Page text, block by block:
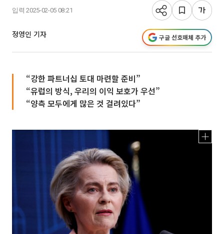
입력 2025-02-05 08:21
정영인 기자 구글 선호매체 추가
“강한 파트너십 토대 마련할 준비”
“유럽의 방식, 우리의 이익 보호가 우선”
“양측 모두에게 많은 것 걸려있다”